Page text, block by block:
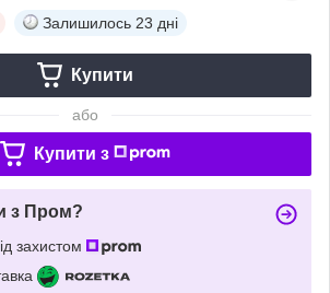
Залишилось 23 дні
Купити
або
Купити з
з Пром?
захистом